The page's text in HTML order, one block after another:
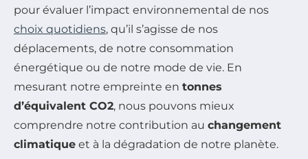
pour évaluer l’impact environnemental de nos
choix quotidiens, qu’il s’agisse de nos
déplacements, de notre consommation
énergétique ou de notre mode de vie. En
mesurant notre empreinte en tonnes
d’équivalent CO2, nous pouvons mieux
comprendre notre contribution au changement
climatique et à la dégradation de notre planète.